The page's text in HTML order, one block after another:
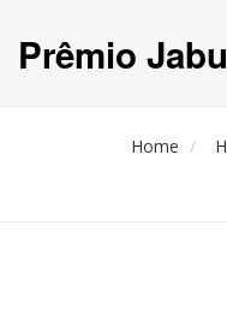
Prêmio
Home